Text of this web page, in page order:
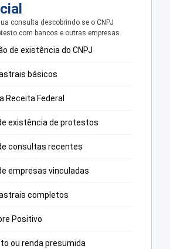
consulta descobrindo se o CNPJ
com bancos e outras empresas.
de existência do CNPJ
básicos
Receita Federal
existência de protestos
consultas recentes
empresas vinculadas
completos
Positivo
ou renda presumida